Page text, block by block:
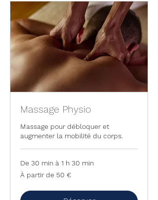
Massage Physio
Massage pour débloquer et
augmenter la mobilité du corps.
De 30 min à 1 h 30 min
À
partir
euros
À partir de 50 €